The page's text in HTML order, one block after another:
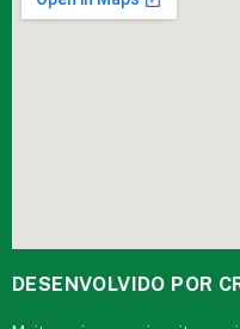
DESENVOLVIDO POR